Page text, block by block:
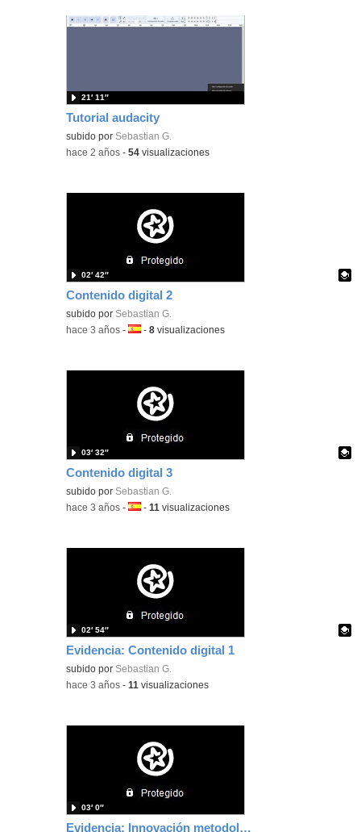
Tutorial audacity
subido por Sebastian G.
21′ 11″
-hace 2 años -54 visualizaciones
Contenido digital 2
Contenido educativo.
subido por Sebastian G.
02′ 42″
-hace 3 años -Idioma:
-8 visualizaciones
Contenido digital 3
Contenido educativo.
subido por Sebastian G.
03′ 32″
-hace 3 años -Idioma:
-11 visualizaciones
Evidencia: Contenido digital 1
Contenido educativo.
subido por Sebastian G.
02′ 54″
-hace 3 años -11 visualizaciones
Evidencia: Innovación metodológica
03′ 0″